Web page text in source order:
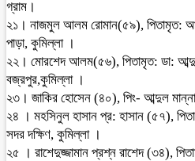
গ্রাম।
২১। নাজমুল আলম রোমান(৫৯), পিতামৃত:
পাড়া, কুমিল্লা ।
২২। মোরশেদ আলম(৫৬), পিতামৃত: ডা:
বজ্রপুর,কুমিল্লা ।
২৩। জাকির হোসেন (৪০), পিং- আব্দুল
২৪ । মহসিনুল হাসান প্র: হাসান (৫৭),
সদর দক্ষিণ, কুমিল্লা ।
২৫ । রাশেদুজ্জামান প্রশ্ন রাশেদ (৩৪),